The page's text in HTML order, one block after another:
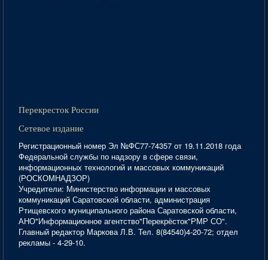
Перекресток России
Сетевое издание
Регистрационный номер Эл №ФС77-74357 от 19.11.2018 года
Федеральной службы по надзору в сфере связи,
информационных технологий и массовых коммуникаций
(РОСКОМНАДЗОР)
Учредители: Министерство информации и массовых
коммуникаций Саратовской области, администрация
Ртищевского муниципального района Саратовской области,
АНО"Информационное агентство"Перекрёсток"РМР СО".
Главный редактор Маркова Л.В. Тел. 8(84540)4-20-72; отдел
рекламы - 4-29-10.